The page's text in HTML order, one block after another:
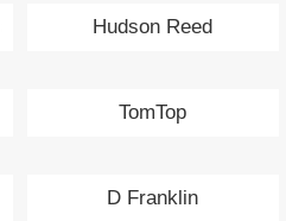
Hudson Reed
TomTop
D Franklin